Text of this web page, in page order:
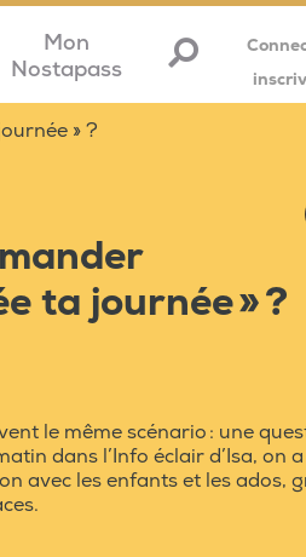
Mon
Nostapass
» ?
ta journée » ?
le même scénario : une
dans l’Info éclair d’Isa, on a
avec les enfants et les ados,